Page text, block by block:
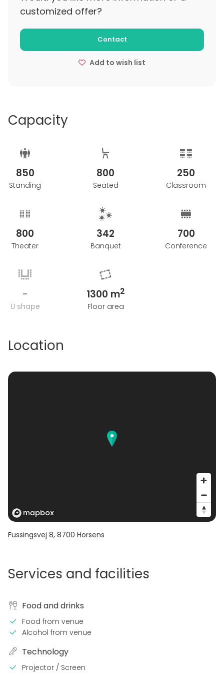
og den historiske tyngde til at skabe en
uforglemmelig totaloplevelse, hvor fortidens lagerhal
bliver fremtidens samlingspunkt.
customized offer?
Contact
Add to wish list
Capacity
850
Standing
800
Seated
250
Classroom
800
Theater
342
Banquet
700
Conference
-
U shape
1300 m2
Floor area
Location
Fussingsvej 8, 8700 Horsens
Services and facilities
Food and drinks
Food from venue
Alcohol from venue
Technology
Projector / Screen